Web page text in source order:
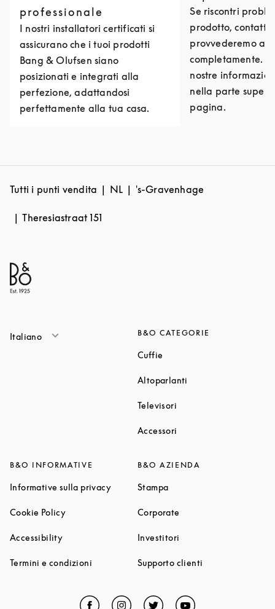
professionale
I nostri installatori certificati si
assicurano che i tuoi prodotti
Bang & Olufsen siano
posizionati e integrati alla
perfezione, adattandosi
perfettamente alla tua casa.
Se riscontri
prodotto,
provvederemo a
completamente.
nostre
nella parte
pagina.
Tutti i punti vendita NL 's-Gravenhage
Theresiastraat 151
Italiano B&O CATEGORIE
Cuffie
Altoparlanti
Televisori
Accessori
B&O INFORMATIVE
Informative sulla privacyLink Opens in New Tab
Cookie PolicyLink Opens in New Tab
AccessibilityLink Opens in New Tab
Termini e condizioni Link Opens in New Tab
B&O AZIENDA
StampaLink Opens in New Tab
Corporate
Investitori
Supporto clienti
Facebook
Link Opens in New Tab
Instagram
Link Opens in New Tab
TwitterLink Opens in New Tab
YouTubeLink Opens in